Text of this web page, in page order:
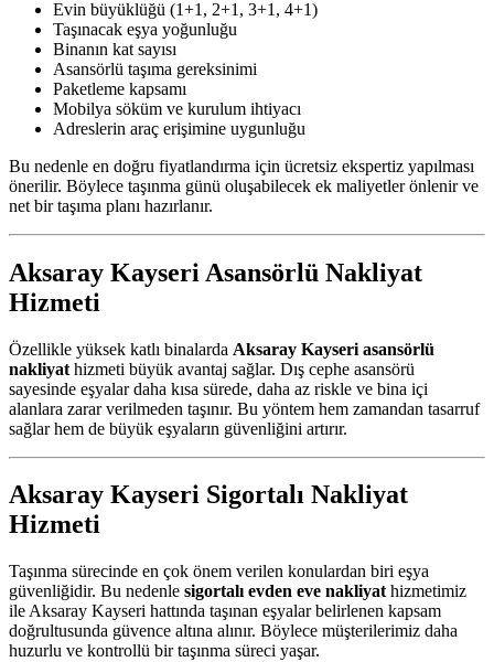
Evin büyüklüğü (1+1, 2+1, 3+1, 4+1)
Taşınacak eşya yoğunluğu
Binanın kat sayısı
Asansörlü taşıma gereksinimi
Paketleme kapsamı
Mobilya söküm ve kurulum ihtiyacı
Adreslerin araç erişimine uygunluğu
Bu nedenle en doğru fiyatlandırma için ücretsiz ekspertiz yapılması
önerilir. Böylece taşınma günü oluşabilecek ek maliyetler önlenir ve
net bir taşıma planı hazırlanır.
Aksaray Kayseri Asansörlü Nakliyat
Hizmeti
Özellikle yüksek katlı binalarda Aksaray Kayseri asansörlü
nakliyat hizmeti büyük avantaj sağlar. Dış cephe asansörü
sayesinde eşyalar daha kısa sürede, daha az riskle ve bina içi
alanlara zarar verilmeden taşınır. Bu yöntem hem zamandan tasarruf
sağlar hem de büyük eşyaların güvenliğini artırır.
Aksaray Kayseri Sigortalı Nakliyat
Hizmeti
Taşınma sürecinde en çok önem verilen konulardan biri eşya
güvenliğidir. Bu nedenle sigortalı evden eve nakliyat hizmetimiz
ile Aksaray Kayseri hattında taşınan eşyalar belirlenen kapsam
doğrultusunda güvence altına alınır. Böylece müşterilerimiz daha
huzurlu ve kontrollü bir taşınma süreci yaşar.